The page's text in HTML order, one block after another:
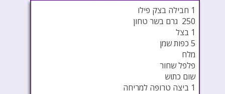
1 חבילה בצק פילו
250 גרם בשר טחון
1 בצל
5 כפות שמן
מלח
פלפל שחור
שום כתוש
1 ביצה טרופה למריחה